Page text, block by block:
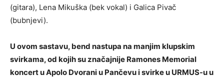
(gitara), Lena Mikuška (bek vokal) i Galica Pivač
(bubnjevi).
U ovom sastavu, bend nastupa na manjim klupskim
svirkama, od kojih su značajnije Ramones Memorial
koncert u Apolo Dvorani u Pančevu i svirke u URMUS-u u